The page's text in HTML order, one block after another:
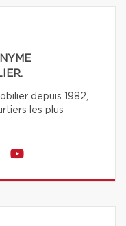
depuis 1982,
les plus